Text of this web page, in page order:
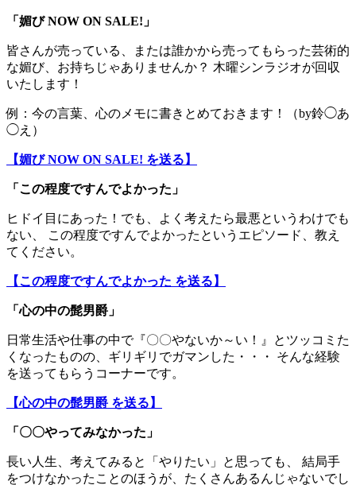
「媚び NOW ON SALE!」
皆さんが売っている、または誰かから売ってもらった芸術的
な媚び、お持ちじゃありませんか？ 木曜シンラジオが回収
いたします！
例：今の言葉、心のメモに書きとめておきます！（by鈴◯あ
◯え）
【媚び NOW ON SALE! を送る】
「この程度ですんでよかった」
ヒドイ目にあった！でも、よく考えたら最悪というわけでも
ない、 この程度ですんでよかったというエピソード、教え
てください。
【この程度ですんでよかった を送る】
「心の中の髭男爵 」
日常生活や仕事の中で『〇〇やないか～い！』とツッコミた
くなったものの、ギリギリでガマンした・・・ そんな経験
を送ってもらうコーナーです。
【心の中の髭男爵 を送る】
「〇〇やってみなかった」
長い人生、考えてみると「やりたい」と思っても、 結局手
をつけなかったことのほうが、たくさんあるんじゃないでし